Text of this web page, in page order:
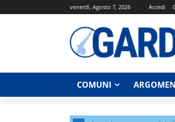
venerdì, Agosto 7, 2026 Accedi
COMUNI